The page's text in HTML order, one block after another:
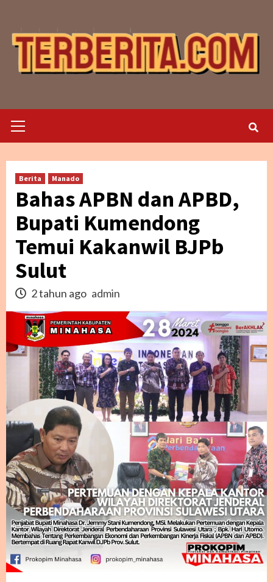
content
Menu
Berita Manado
Bahas APBN dan APBD,
Bupati Kumendong
Temui Kakanwil BJPb
Sulut
2 tahun ago admin